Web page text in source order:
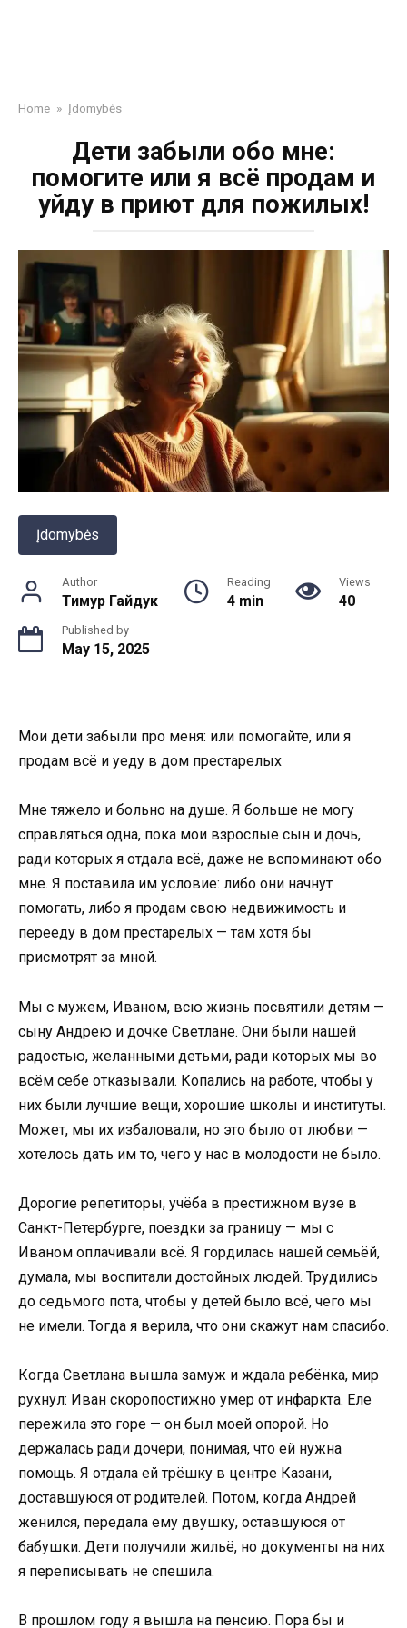
Home » Įdomybės
Дети забыли обо мне:
помогите или я всё продам и
уйду в приют для пожилых!
Įdomybės
Author
Тимур Гайдук
Reading
4 min
Views
40
Published by
May 15, 2025
Мои дети забыли про меня: или помогайте, или я
продам всё и уеду в дом престарелых
Мне тяжело и больно на душе. Я больше не могу
справляться одна, пока мои взрослые сын и дочь,
ради которых я отдала всё, даже не вспоминают обо
мне. Я поставила им условие: либо они начнут
помогать, либо я продам свою недвижимость и
перееду в дом престарелых — там хотя бы
присмотрят за мной.
Мы с мужем, Иваном, всю жизнь посвятили детям —
сыну Андрею и дочке Светлане. Они были нашей
радостью, желанными детьми, ради которых мы во
всём себе отказывали. Копались на работе, чтобы у
них были лучшие вещи, хорошие школы и институты.
Может, мы их избаловали, но это было от любви —
хотелось дать им то, чего у нас в молодости не было.
Дорогие репетиторы, учёба в престижном вузе в
Санкт-Петербурге, поездки за границу — мы с
Иваном оплачивали всё. Я гордилась нашей семьёй,
думала, мы воспитали достойных людей. Трудились
до седьмого пота, чтобы у детей было всё, чего мы
не имели. Тогда я верила, что они скажут нам спасибо.
Когда Светлана вышла замуж и ждала ребёнка, мир
рухнул: Иван скоропостижно умер от инфаркта. Еле
пережила это горе — он был моей опорой. Но
держалась ради дочери, понимая, что ей нужна
помощь. Я отдала ей трёшку в центре Казани,
доставшуюся от родителей. Потом, когда Андрей
женился, передала ему двушку, оставшуюся от
бабушки. Дети получили жильё, но документы на них
я переписывать не спешила.
В прошлом году я вышла на пенсию. Пора бы и